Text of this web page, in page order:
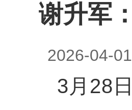
谢升军
2026-04-
3月28日